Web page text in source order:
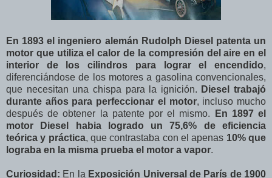
En 1893 el ingeniero alemán Rudolph Diesel patenta un
motor que utiliza el calor de la compresión del aire en el
interior de los cilindros para lograr el encendido,
diferenciándose de los motores a gasolina convencionales,
que necesitan una chispa para la ignición. Diesel trabajó
durante años para perfeccionar el motor, incluso mucho
después de obtener la patente por el mismo.
En 1897 el
motor Diesel habia logrado un 75,6% de eficiencia
teórica y práctica, que contrastaba con el apenas 10% que
lograba en la misma prueba el motor a vapor.
Curiosidad: En la Exposición Universal de París de 1900